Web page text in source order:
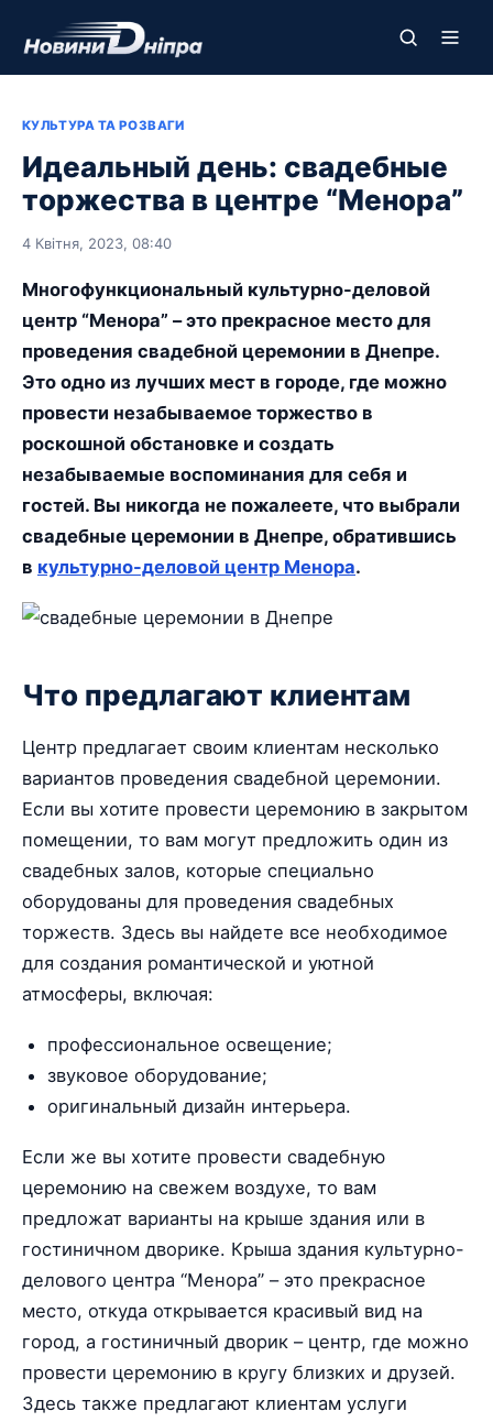
КУЛЬТУРА ТА РОЗВАГИ
Идеальный день: свадебные
торжества в центре “Менора”
4 Квітня, 2023, 08:40
Многофункциональный культурно-деловой
центр “Менора” – это прекрасное место для
проведения свадебной церемонии в Днепре.
Это одно из лучших мест в городе, где можно
провести незабываемое торжество в
роскошной обстановке и создать
незабываемые воспоминания для себя и
гостей. Вы никогда не пожалеете, что выбрали
свадебные церемонии в Днепре, обратившись
в культурно-деловой центр Менора.
Что предлагают клиентам
Центр предлагает своим клиентам несколько
вариантов проведения свадебной церемонии.
Если вы хотите провести церемонию в закрытом
помещении, то вам могут предложить один из
свадебных залов, которые специально
оборудованы для проведения свадебных
торжеств. Здесь вы найдете все необходимое
для создания романтической и уютной
атмосферы, включая:
профессиональное освещение;
звуковое оборудование;
оригинальный дизайн интерьера.
Если же вы хотите провести свадебную
церемонию на свежем воздухе, то вам
предложат варианты на крыше здания или в
гостиничном дворике. Крыша здания культурно-
делового центра “Менора” – это прекрасное
место, откуда открывается красивый вид на
город, а гостиничный дворик – центр, где можно
провести церемонию в кругу близких и друзей.
Здесь также предлагают клиентам услуги